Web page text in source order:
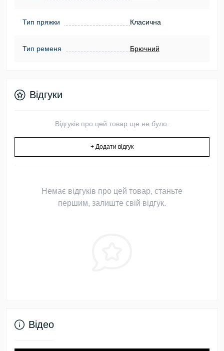
Тип пряжки Класична
Тип ременя Брючний
Відгуки
Відгуків про цей товар ще не було.
+ Додати відгук
Немає відгуків про цей товар, станьте
першим, залиште свій відгук.
Відео